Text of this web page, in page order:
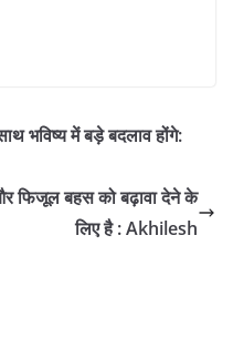
भविष्य में बड़े बदलाव होंगे:
फिजूल बहस को बढ़ावा देने के
लिए है : Akhilesh